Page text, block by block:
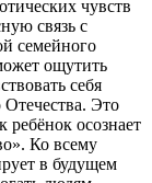
чувств
связь с
семейного
ощутить
себя
Отечества. Это
ребёнок осознает
Ко всему
в будущем